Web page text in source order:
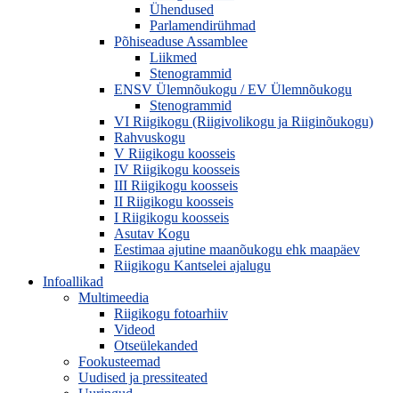
Ühendused
Parlamendirühmad
Põhiseaduse Assamblee
Liikmed
Stenogrammid
ENSV Ülemnõukogu / EV Ülemnõukogu
Stenogrammid
VI Riigikogu (Riigivolikogu ja Riiginõukogu)
Rahvuskogu
V Riigikogu koosseis
IV Riigikogu koosseis
III Riigikogu koosseis
II Riigikogu koosseis
I Riigikogu koosseis
Asutav Kogu
Eestimaa ajutine maanõukogu ehk maapäev
Riigikogu Kantselei ajalugu
Infoallikad
Multimeedia
Riigikogu fotoarhiiv
Videod
Otseülekanded
Fookusteemad
Uudised ja pressiteated